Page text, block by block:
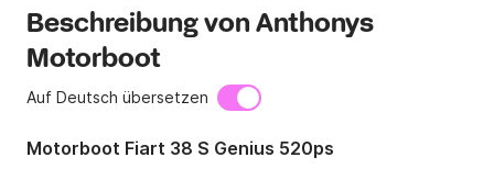
Beschreibung von Anthonys
Motorboot
Auf Deutsch übersetzen
Motorboot Fiart 38 S Genius 520ps